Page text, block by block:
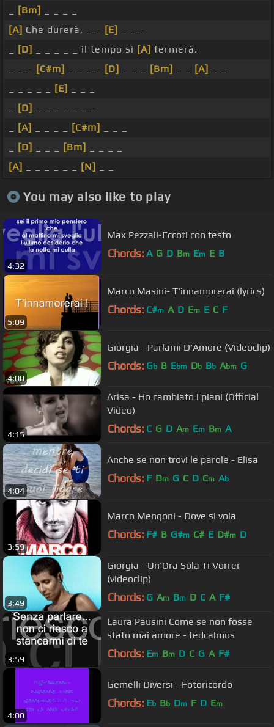
[Bm]
[A] Che durerà, _ _ [E]
[D] _ _ _ _ _ il tempo si [A] fermerà.
[C#m] [D] [Bm] [A]
[E]
[D]
[A] [C#m]
[D] [Bm]
[A]
[N]
You may also like to play
4:32
Max Pezzali-Eccoti con testo
Chords: A G D Bm Em E B
5:09
Marco Masini- T'innamorerai (lyrics)
Chords: C#m A D Em E C F
4:00
Giorgia - Parlami D'Amore (Videoclip)
Chords: Gb B Ebm Db Bb Abm G
4:15
Arisa - Ho cambiato i piani (Official
Video)
Chords: C G D Am Em Bm A
4:04
Anche se non trovi le parole - Elisa
Chords: F Dm G C D Cm Ab
3:59
Marco Mengoni - Dove si vola
Chords: F# B G#m C# E D#m D
3:49
Giorgia - Un'Ora Sola Ti Vorrei
(videoclip)
Chords: G Am Bm D C A F#
3:59
Laura Pausini Come se non fosse
stato mai amore - fedcalmus
Chords: Em Bm D C G A F#
4:00
Gemelli Diversi - Fotoricordo
Chords: Eb Bb Dm F D Em